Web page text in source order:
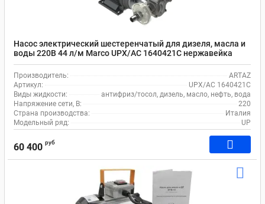
Насос электрический шестеренчатый для дизеля, масла и
воды 220В 44 л/м Marco UPX/AC 1640421C нержавейка
Производитель:
ARTAZ
Артикул:
UPX/AC 1640421C
Виды жидкости:
антифриз/тосол, дизель, масло, нефть, вода
Напряжение сети, В:
220
Страна производства:
Италия
Модельный ряд:
UP
60 400 руб